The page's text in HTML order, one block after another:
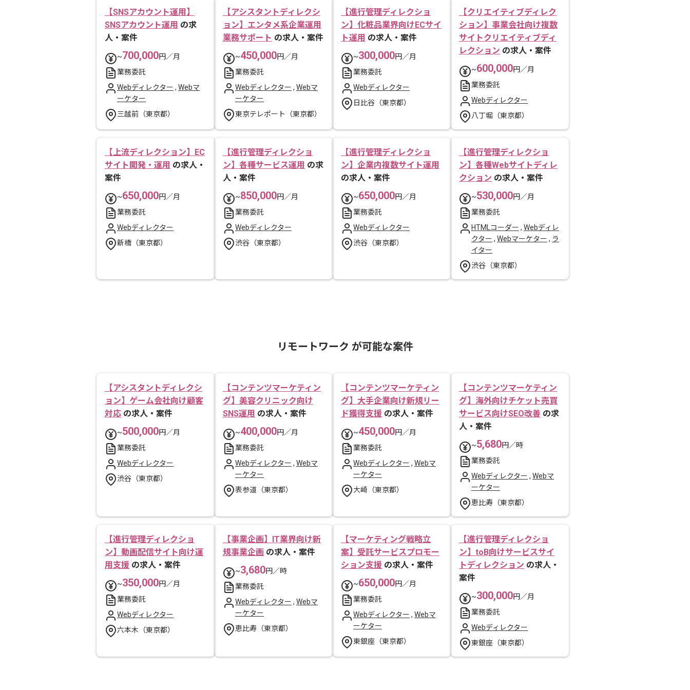
【SNSアカウント運用】
SNSアカウント運用 の求
人・案件
~700,000円／月
業務委託
Webディレクター , Webマ
ーケター
三越前（東京都）
【アシスタントディレクシ
ョン】エンタメ系企業運用
業務サポート の求人・案件
~450,000円／月
業務委託
Webディレクター , Webマ
ーケター
東京テレポート（東京都）
【進行管理ディレクショ
ン】化粧品業界向けECサイ
ト運用 の求人・案件
~300,000円／月
業務委託
Webディレクター
日比谷（東京都）
【クリエイティブディレク
ション】事業会社向け複数
サイトクリエイティブディ
レクション の求人・案件
~600,000円／月
業務委託
Webディレクター
八丁堀（東京都）
【上流ディレクション】EC
サイト開発・運用 の求人・
案件
~650,000円／月
業務委託
Webディレクター
新橋（東京都）
【進行管理ディレクショ
ン】各種サービス運用 の求
人・案件
~850,000円／月
業務委託
Webディレクター
渋谷（東京都）
【進行管理ディレクショ
ン】企業内複数サイト運用
の求人・案件
~650,000円／月
業務委託
Webディレクター
渋谷（東京都）
【進行管理ディレクショ
ン】各種Webサイトディレ
クション の求人・案件
~530,000円／月
業務委託
HTMLコーダー , Webディレ
クター , Webマーケター , ラ
イター
渋谷（東京都）
リモートワーク が可能な案件
【アシスタントディレクシ
ョン】ゲーム会社向け顧客
対応 の求人・案件
~500,000円／月
業務委託
Webディレクター
渋谷（東京都）
【コンテンツマーケティン
グ】美容クリニック向け
SNS運用 の求人・案件
~400,000円／月
業務委託
Webディレクター , Webマ
ーケター
表参道（東京都）
【コンテンツマーケティン
グ】大手企業向け新規リー
ド獲得支援 の求人・案件
~450,000円／月
業務委託
Webディレクター , Webマ
ーケター
大崎（東京都）
【コンテンツマーケティン
グ】海外向けチケット売買
サービス向けSEO改善 の求
人・案件
~5,680円／時
業務委託
Webディレクター , Webマ
ーケター
恵比寿（東京都）
【進行管理ディレクショ
ン】動画配信サイト向け運
用支援 の求人・案件
~350,000円／月
業務委託
Webディレクター
六本木（東京都）
【事業企画】IT業界向け新
規事業企画 の求人・案件
~3,680円／時
業務委託
Webディレクター , Webマ
ーケター
恵比寿（東京都）
【マーケティング戦略立
案】受託サービスプロモー
ション支援 の求人・案件
~650,000円／月
業務委託
Webディレクター , Webマ
ーケター
東銀座（東京都）
【進行管理ディレクショ
ン】toB向けサービスサイ
トディレクション の求人・
案件
~300,000円／月
業務委託
Webディレクター
東銀座（東京都）